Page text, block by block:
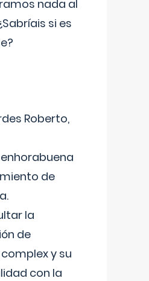
nada al
si es
Roberto,
de
la
de
y su
con la